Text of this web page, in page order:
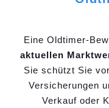
Eine Oldtimer-
aktuellen
Sie schützt Sie
Versicherungen
Verkauf oder